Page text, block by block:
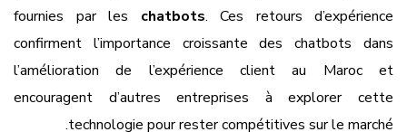
fournies par les chatbots. Ces retours d’expérience
confirment l’importance croissante des chatbots dans
l’amélioration de l’expérience client au Maroc et
encouragent d’autres entreprises à explorer cette
technologie pour rester compétitives sur le marché.